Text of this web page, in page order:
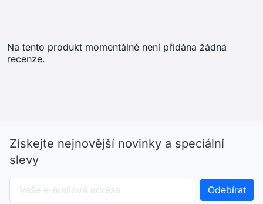
Na tento produkt momentálně není přidána žádná
recenze.
Získejte nejnovější novinky a speciální
slevy